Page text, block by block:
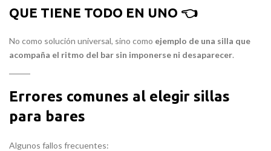
QUE TIENE TODO EN UNO 👈
No como solución universal, sino como ejemplo de una silla que
acompaña el ritmo del bar sin imponerse ni desaparecer.
Errores comunes al elegir sillas
para bares
Algunos fallos frecuentes: